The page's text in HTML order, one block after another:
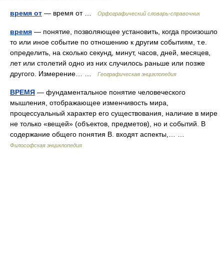
время от — время от … Орфографический словарь-справочник
время — понятие, позволяющее установить, когда произошло
то или иное событие по отношению к другим событиям, т.е.
определить, на сколько секунд, минут, часов, дней, месяцев,
лет или столетий одно из них случилось раньше или позже
другого. Измерение… …
Географическая энциклопедия
ВРЕМЯ — фундаментальное понятие человеческого
мышления, отображающее изменчивость мира,
процессуальный характер его существования, наличие в мире
не только «вещей» (объектов, предметов), но и событий. В
содержание общего понятия В. входят аспекты,… …
Философская энциклопедия